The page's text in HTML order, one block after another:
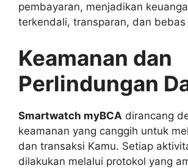
pembayaran, menjadikan
terkendali, transparan, dan bebas
Keamanan dan
Perlindungan
Smartwatch myBCA dirancang
keamanan yang canggih untuk
dan transaksi Kamu. Setiap
dilakukan melalui protokol yang